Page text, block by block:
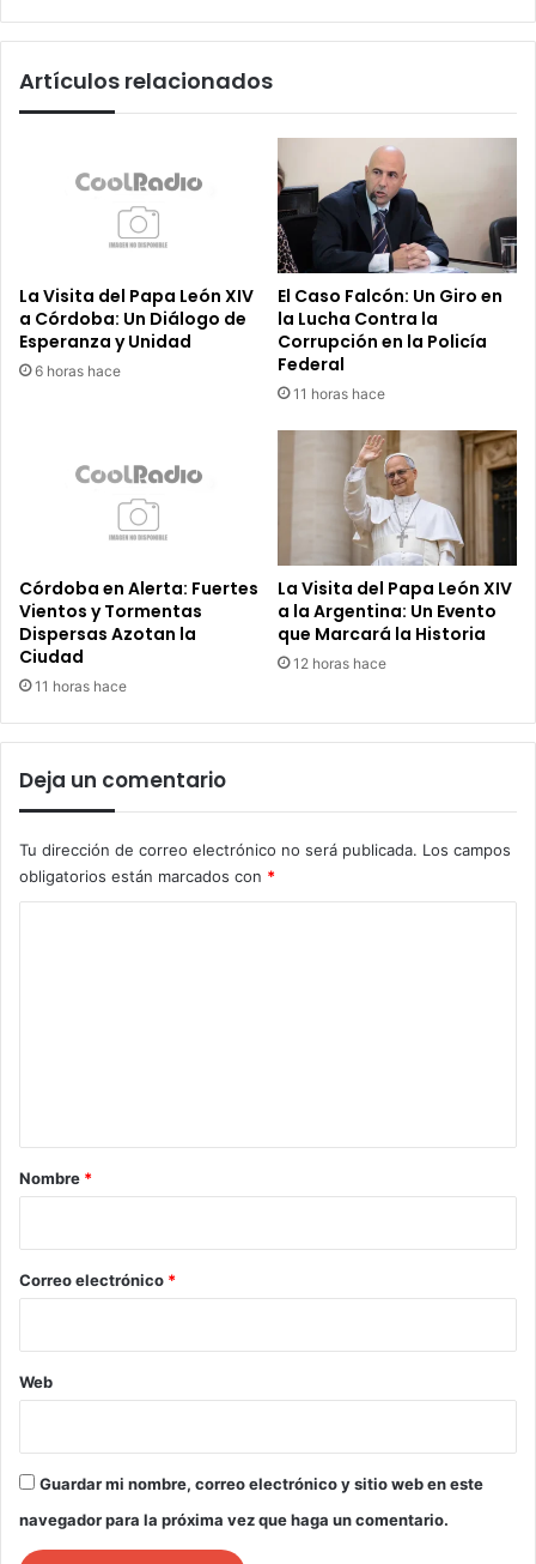
aplicaciones
Artículos relacionados
La Visita del Papa León XIV
a Córdoba: Un Diálogo de
Esperanza y Unidad
6 horas hace
El Caso Falcón: Un Giro en
la Lucha Contra la
Corrupción en la Policía
Federal
11 horas hace
Córdoba en Alerta: Fuertes
Vientos y Tormentas
Dispersas Azotan la
Ciudad
11 horas hace
La Visita del Papa León XIV
a la Argentina: Un Evento
que Marcará la Historia
12 horas hace
Deja un comentario
Tu dirección de correo electrónico no será publicada. Los campos
obligatorios están marcados con *
r
*
Nombre *
Correo electrónico *
Web
Guardar mi nombre, correo electrónico y sitio web en este
navegador para la próxima vez que haga un comentario.